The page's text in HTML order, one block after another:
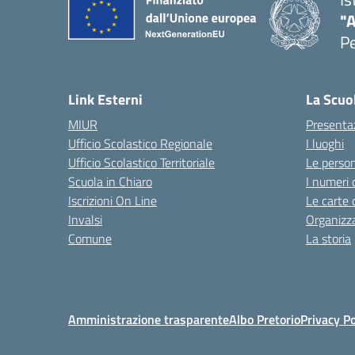
Link Esterni
MIUR
Ufficio Scolastico Regionale
Ufficio Scolastico Territoriale
Scuola in Chiaro
Iscrizioni On Line
Invalsi
Comune
La
I luoghi
Le
I numeri
Le carte
La storia
Amministrazione trasparenteAlbo PretorioPrivacy